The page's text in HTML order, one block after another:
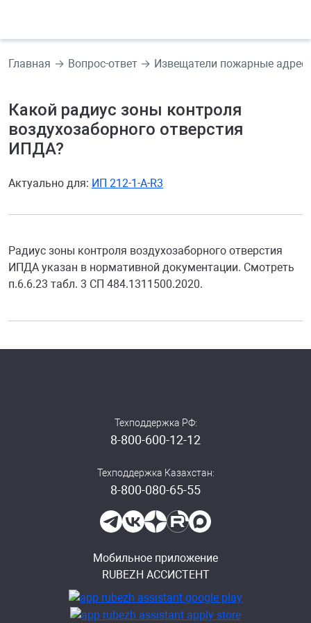
Главная Вопрос-ответ Извещатели пожарные
Какой радиус зоны контроля
воздухозаборного отверстия
ИПДА?
Актуально для: ИП 212-1-А-R3
Радиус зоны контроля воздухозаборного отверстия
ИПДА указан в нормативной документации. Смотреть
п.6.6.23 табл. 3 СП 484.1311500.2020.
Техподдержка РФ:
8-800-600-12-12
Техподдержка Казахстан:
8-800-080-65-55
Мобильное приложение
RUBEZH АССИСТЕНТ